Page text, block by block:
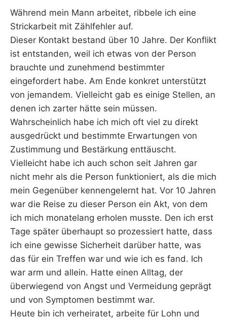
Während mein Mann arbeitet, ribbele ich eine
Strickarbeit mit Zählfehler auf.
Dieser Kontakt bestand über 10 Jahre. Der Konflikt
ist entstanden, weil ich etwas von der Person
brauchte und zunehmend bestimmter
eingefordert habe. Am Ende konkret unterstützt
von jemandem. Vielleicht gab es einige Stellen, an
denen ich zarter hätte sein müssen.
Wahrscheinlich habe ich mich oft viel zu direkt
ausgedrückt und bestimmte Erwartungen von
Zustimmung und Bestärkung enttäuscht.
Vielleicht habe ich auch schon seit Jahren gar
nicht mehr als die Person funktioniert, als die mich
mein Gegenüber kennengelernt hat. Vor 10 Jahren
war die Reise zu dieser Person ein Akt, von dem
ich mich monatelang erholen musste. Den ich erst
Tage später überhaupt so prozessiert hatte, dass
ich eine gewisse Sicherheit darüber hatte, was
das für ein Treffen war und wie ich es fand. Ich
war arm und allein. Hatte einen Alltag, der
überwiegend von Angst und Vermeidung geprägt
und von Symptomen bestimmt war.
Heute bin ich verheiratet, arbeite für Lohn und